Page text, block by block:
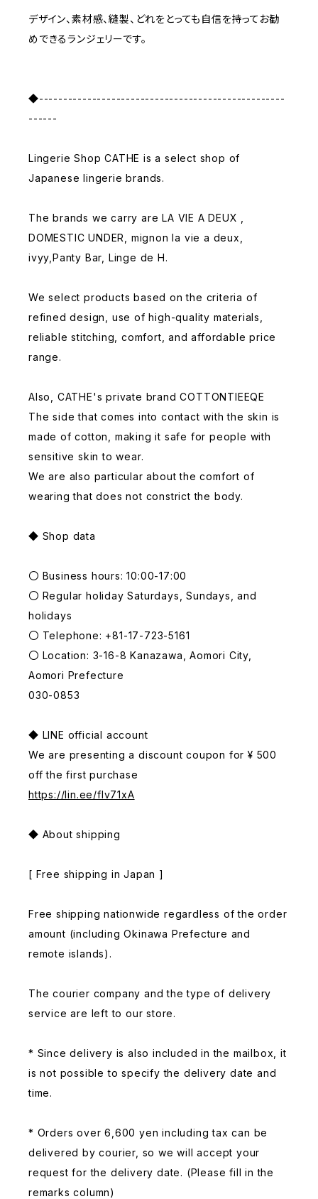
デザイン、素材感、縫製、どれをとっても自信を持ってお勧
めできるランジェリーです。
◆---------------------------------------------------
------
Lingerie Shop CATHE is a select shop of
Japanese lingerie brands.
The brands we carry are LA VIE A DEUX ,
DOMESTIC UNDER, mignon la vie a deux,
ivyy,Panty Bar, Linge de H.
We select products based on the criteria of
refined design, use of high-quality materials,
reliable stitching, comfort, and affordable price
range.
Also, CATHE's private brand COTTONTIEEQE
The side that comes into contact with the skin is
made of cotton, making it safe for people with
sensitive skin to wear.
We are also particular about the comfort of
wearing that does not constrict the body.
◆ Shop data
〇 Business hours: 10:00-17:00
〇 Regular holiday Saturdays, Sundays, and
holidays
〇 Telephone: +81-17-723-5161
〇 Location: 3-16-8 Kanazawa, Aomori City,
Aomori Prefecture
030-0853
◆ LINE official account
We are presenting a discount coupon for ¥ 500
off the first purchase
https://lin.ee/fIv71xA
◆ About shipping
[ Free shipping in Japan ]
Free shipping nationwide regardless of the order
amount (including Okinawa Prefecture and
remote islands).
The courier company and the type of delivery
service are left to our store.
* Since delivery is also included in the mailbox, it
is not possible to specify the delivery date and
time.
* Orders over 6,600 yen including tax can be
delivered by courier, so we will accept your
request for the delivery date. (Please fill in the
remarks column)